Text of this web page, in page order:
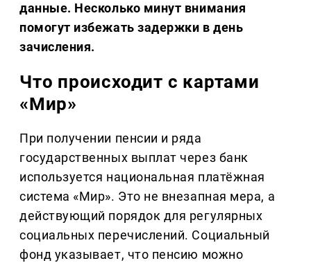
данные. Несколько минут внимания
помогут избежать задержки в день
зачисления.
Что происходит с картами
«Мир»
При получении пенсии и ряда
государственных выплат через банк
используется национальная платёжная
система «Мир». Это не внезапная мера, а
действующий порядок для регулярных
социальных перечислений. Социальный
фонд указывает, что пенсию можно